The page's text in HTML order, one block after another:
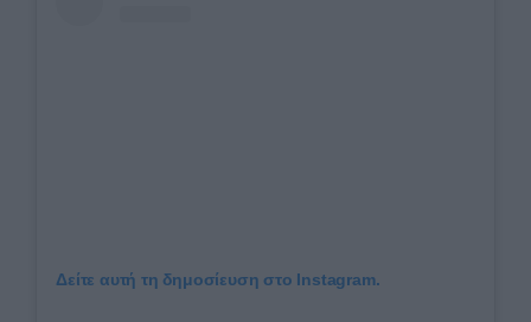
Δείτε αυτή τη δημοσίευση στο Instagram.